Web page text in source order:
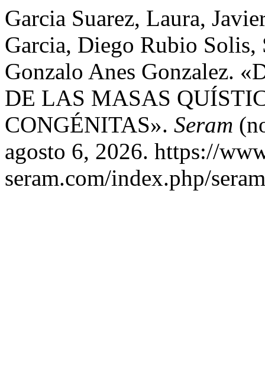
Garcia Suarez, Laura,
Garcia, Diego Rubio Solis,
Gonzalo Anes Gonzalez.
DE LAS MASAS
CONGÉNITAS». Seram
agosto 6, 2026. https://
seram.com/index.php/